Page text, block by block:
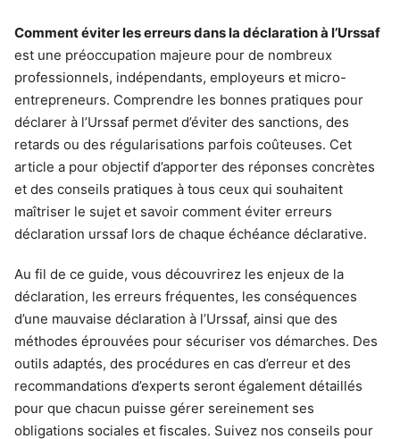
Comment éviter les erreurs dans la déclaration à l’Urssaf
est une préoccupation majeure pour de nombreux
professionnels, indépendants, employeurs et micro-
entrepreneurs. Comprendre les bonnes pratiques pour
déclarer à l’Urssaf permet d’éviter des sanctions, des
retards ou des régularisations parfois coûteuses. Cet
article a pour objectif d’apporter des réponses concrètes
et des conseils pratiques à tous ceux qui souhaitent
maîtriser le sujet et savoir comment éviter erreurs
déclaration urssaf lors de chaque échéance déclarative.
Au fil de ce guide, vous découvrirez les enjeux de la
déclaration, les erreurs fréquentes, les conséquences
d’une mauvaise déclaration à l’Urssaf, ainsi que des
méthodes éprouvées pour sécuriser vos démarches. Des
outils adaptés, des procédures en cas d’erreur et des
recommandations d’experts seront également détaillés
pour que chacun puisse gérer sereinement ses
obligations sociales et fiscales. Suivez nos conseils pour